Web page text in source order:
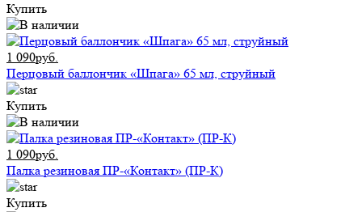
Купить
1 090руб.
Перцовый баллончик «Шпага» 65 мл, струйный
Купить
1 090руб.
Палка резиновая ПР-«Контакт» (ПР-К)
Купить